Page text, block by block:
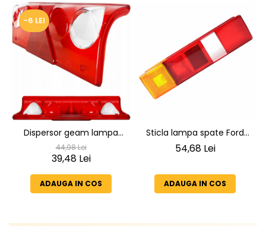
-6 LEI
Dispersor geam lampa
Europoint 2 SCHMITZ
44,98 Lei
39,48 Lei
ADAUGA IN COS
Sticla lampa spate Ford
Transit dispersor lampa
54,68 Lei
ADAUGA IN COS